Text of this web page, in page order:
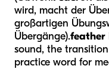
wird, macht der
großartigen
Übergänge).feather
sound, the
practice word for